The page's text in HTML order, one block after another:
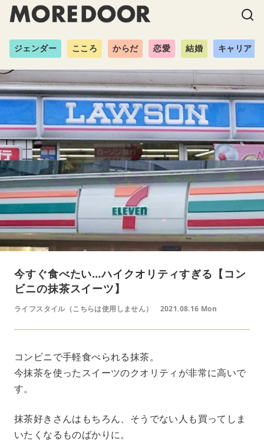
ジェンダー こころ からだ 恋愛 結婚 キャリア
今すぐ食べたい…ハイクオリティすぎる【コン
ビニの抹茶スイーツ】
ライフスタイル（こちらは使用しません） 2021.08.16 Mon
コンビニで手軽食べられる抹茶。
今抹茶を使ったスイーツのクオリティが非常に高いで
す。
抹茶好きさんはもちろん、そうでない人も買ってしま
いたくなるものばかりに。